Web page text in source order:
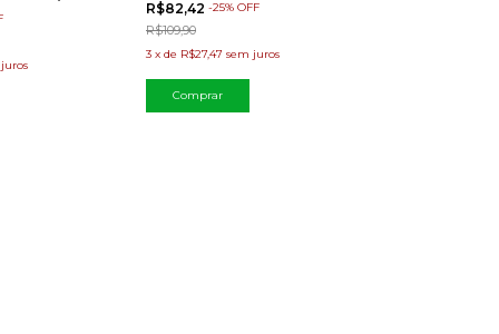
R$82,42 -25% OFF
R$109,90
3 x de R$27,47 sem juros